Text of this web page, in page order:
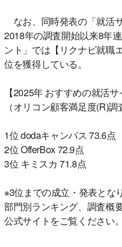
なお、同時発表の「就活
2018年の調査開始以来8年
ント」では【リクナビ就職
位を獲得している。
【2025年 おすすめの就活サ
（オリコン顧客満足度(R)調
1位 dodaキャンパス 73.6点
2位 OfferBox 72.9点
3位 キミスカ 71.8点
※3位までの成立・発表とな
部門別ランキング、調査概
公式サイトをご覧ください。